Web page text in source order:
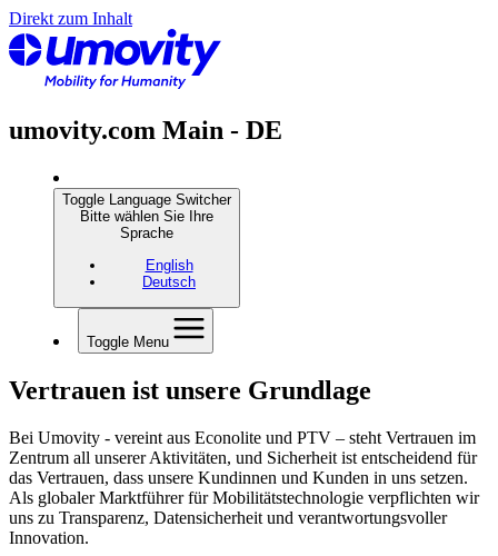
Direkt zum Inhalt
umovity.com Main - DE
Toggle Language Switcher
Bitte wählen Sie Ihre
Sprache
English
Deutsch
Toggle Menu
Vertrauen ist unsere Grundlage
Bei Umovity - vereint aus Econolite und PTV – steht Vertrauen im
Zentrum all unserer Aktivitäten, und Sicherheit ist entscheidend für
das Vertrauen, dass unsere Kundinnen und Kunden in uns setzen.
Als globaler Marktführer für Mobilitätstechnologie verpflichten wir
uns zu Transparenz, Datensicherheit und verantwortungsvoller
Innovation.